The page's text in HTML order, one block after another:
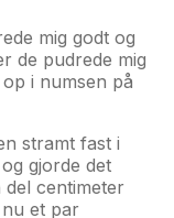
mig godt og
de pudrede mig
i numsen på
stramt fast i
gjorde det
centimeter
et par